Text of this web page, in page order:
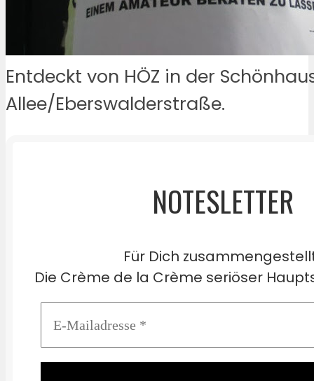
Entdeckt von HÖZ in der
Allee/Eberswalderstraße.
NOTESLETTER
Für Dich
Die Crème de la Crème seriöser